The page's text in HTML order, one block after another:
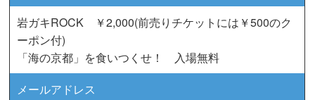
岩ガキROCK ￥2,000(前売りチケットには￥500のク
ーポン付)
「海の京都」を食いつくせ！ 入場無料
メールアドレス